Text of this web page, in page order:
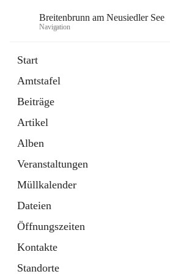
Breitenbrunn am Neusiedler See
Navigation
Start
Amtstafel
Beiträge
Artikel
Alben
Veranstaltungen
Müllkalender
Dateien
Öffnungszeiten
Kontakte
Standorte
18 Schnellzugriffe
Gemeindeservice